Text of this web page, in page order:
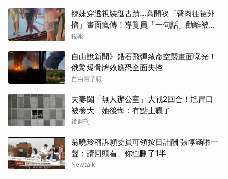
辣妹穿透視裝逛古蹟…高開衩「臀肉往裙外
擠」畫面瘋傳！導覽員「一句話」勸離被狂
讚
鏡報
自由說新聞》鋯石飛彈致命空襲畫面曝光！
俄驚爆骨牌效應恐全面失控
自由電子報
夫妻闖「無人辦公室」大戰2回合！尪胃口
被養大 她後悔：有點上癮了
鏡週刊
翁曉玲稱訴願委員可領按日計酬 張惇涵啪一
聲：請回頭看、你也刪了1半
Newtalk